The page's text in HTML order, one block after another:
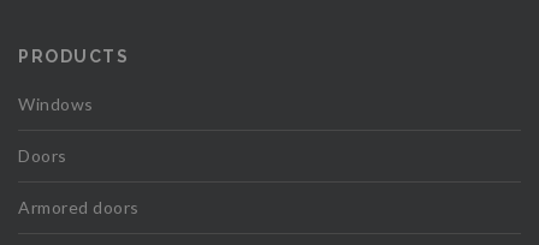
PRODUCTS
Windows
Doors
Armored doors